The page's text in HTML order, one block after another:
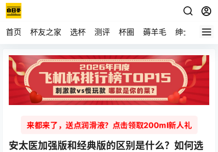
首页 杯友之家 选杯 测评 杯圈 薅羊毛 绅士 视频
来都来了，送点润滑液？点击领取200ml新人礼
安太医加强版和经典版的区别是什么？如何选